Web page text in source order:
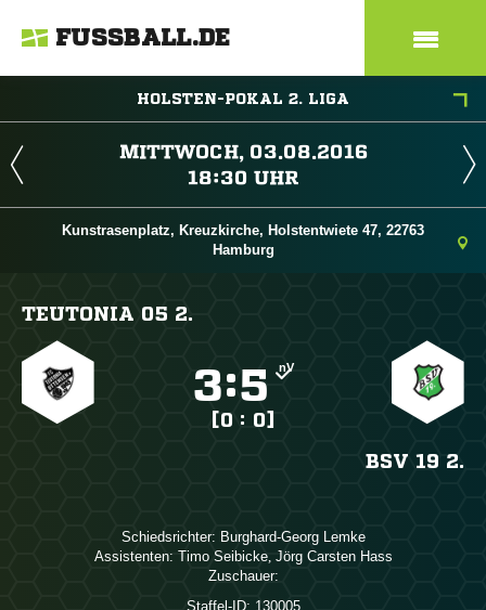
FUSSBALL.DE
HOLSTEN-POKAL 2. LIGA
 
 
Kunstrasenplatz, Kreuzkirche, Holstentwiete 47, 22763
Hamburg
TEUTONIA 05 2.
: nV
[0 : 0]
BSV 19 2.
Schiedsrichter:  
Assistenten:  ,   
Zuschauer:
Staffel-ID: 130005